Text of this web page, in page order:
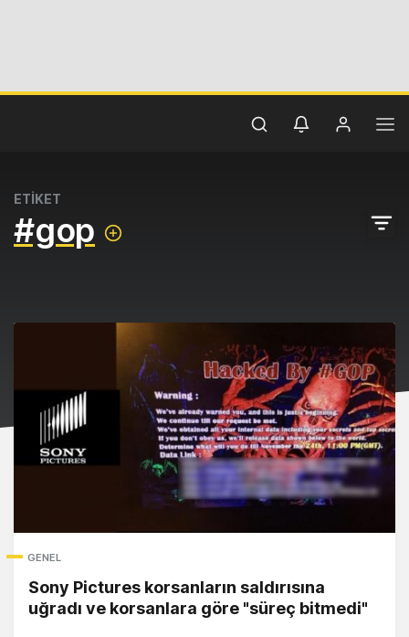
ETİKET
#gop
GENEL
Sony Pictures korsanların saldırısına
uğradı ve korsanlara göre "süreç bitmedi"